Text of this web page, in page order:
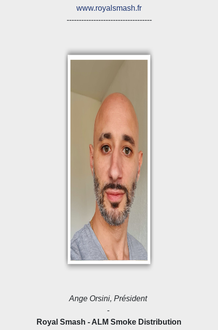
www.royalsmash.fr
-----------------------------------
Ange Orsini, Président
-
Royal Smash - ALM Smoke Distribution